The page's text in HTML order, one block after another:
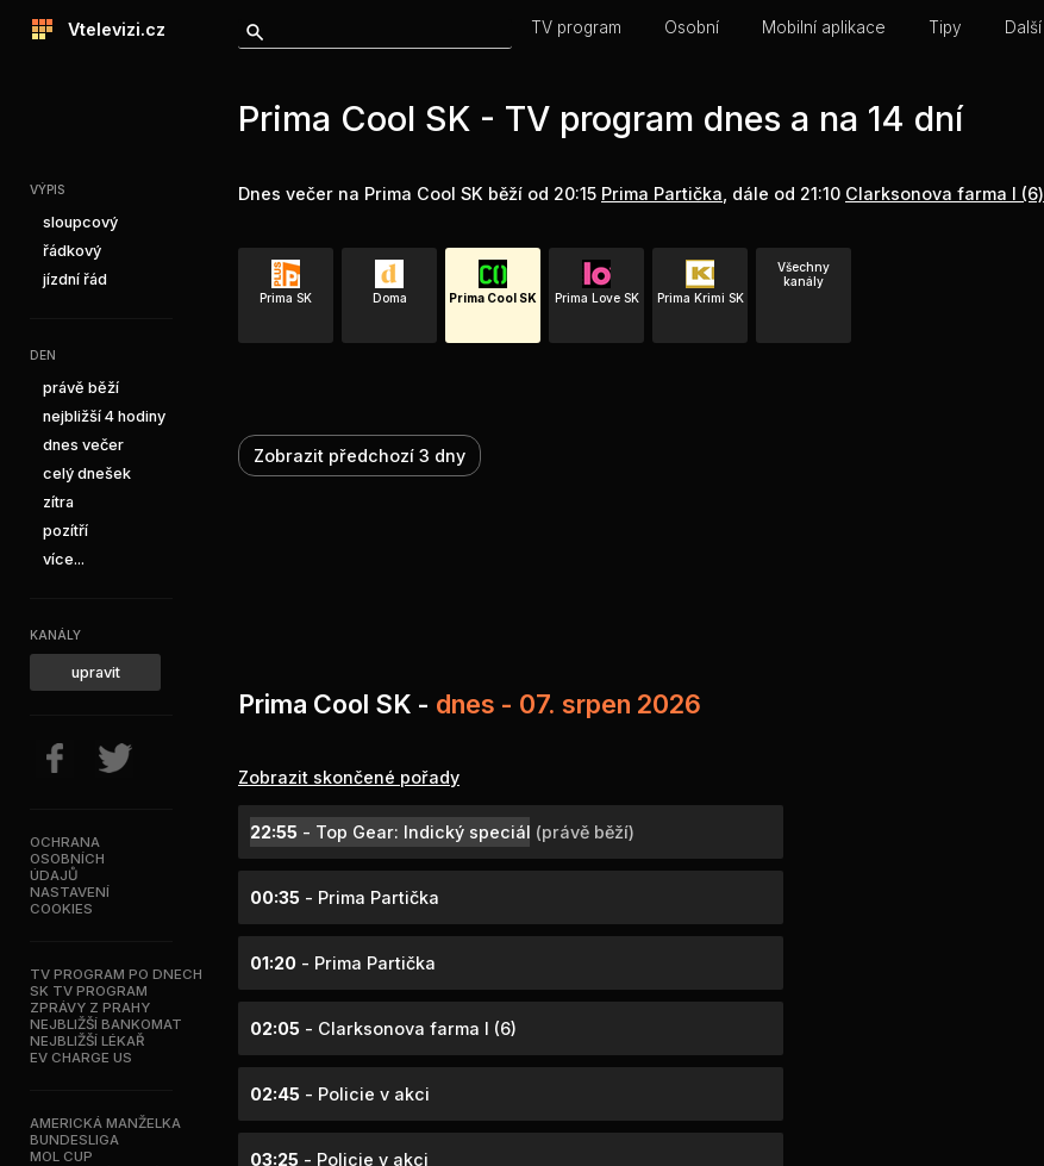
Vtelevizi.cz TV program Osobní Mobilní aplikace Tipy Další
VÝPIS
sloupcový
řádkový
jízdní řád
DEN
právě běží
nejbližší 4 hodiny
dnes večer
celý dnešek
zítra
pozítří
více...
KANÁLY
upravit
OCHRANA
OSOBNÍCH
ÚDAJŮ
NASTAVENÍ
COOKIES
TV PROGRAM PO DNECH
SK TV PROGRAM
ZPRÁVY Z PRAHY
NEJBLIŽŠÍ BANKOMAT
NEJBLIŽŠÍ LÉKAŘ
EV CHARGE US
AMERICKÁ MANŽELKA
BUNDESLIGA
MOL CUP
Prima Cool SK - TV program dnes a na 14 dní
Dnes večer na Prima Cool SK běží od 20:15 Prima Partička , dále od 21:10 Clarksonova farma I (6)
Prima SK Doma Prima Cool SK Prima Love SK Prima Krimi SK
Všechny
kanály
Zobrazit předchozí 3 dny
Prima Cool SK - dnes - 07. srpen 2026
Zobrazit skončené pořady
22:55 - Top Gear: Indický speciál (právě běží)
00:35 - Prima Partička
01:20 - Prima Partička
02:05 - Clarksonova farma I (6)
02:45 - Policie v akci
03:25 - Policie v akci